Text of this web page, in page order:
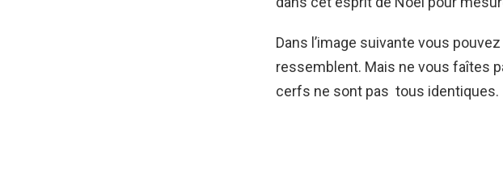
Dans l’image suivante vous
ressemblent. Mais ne vous faîtes
cerfs ne sont pas tous identiques.